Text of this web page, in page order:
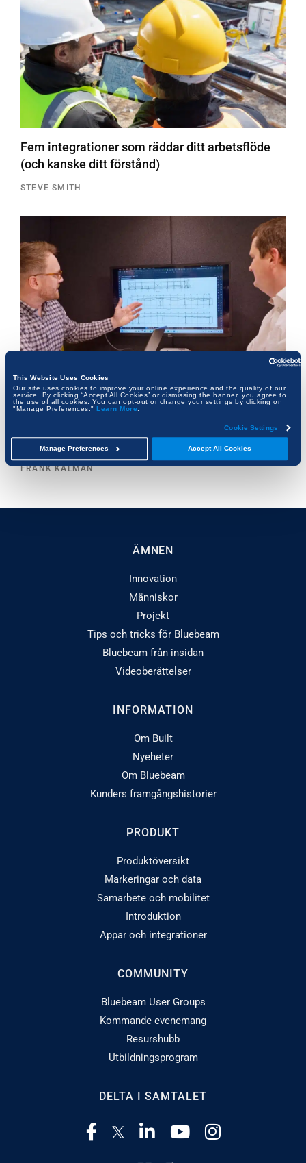
This Website Uses Cookies
Our site uses cookies to improve your online experience and the quality of our
service. By clicking “Accept All Cookies” or dismissing the banner, you agree to
the use of all cookies. You can opt-out or change your settings by clicking on
"Manage Preferences." Learn More
Cookie Settings
Accept All Cookies
Manage Preferences
Fem integrationer som räddar ditt arbetsflöde
(och kanske ditt förstånd)
STEVE SMITH
Bygga smartare: Så använder Pinnacle
Engineering Bluebeam för att omvandla
byggnadsdesign
FRANK KALMAN
ÄMNEN
Innovation
Människor
Projekt
Tips och tricks för Bluebeam
Bluebeam från insidan
Videoberättelser
INFORMATION
Om Built
Nyeheter
Om Bluebeam
Kunders framgångshistorier
PRODUKT
Produktöversikt
Markeringar och data
Samarbete och mobilitet
Introduktion
Appar och integrationer
COMMUNITY
Bluebeam User Groups
Kommande evenemang
Resurshubb
Utbildningsprogram
DELTA I SAMTALET